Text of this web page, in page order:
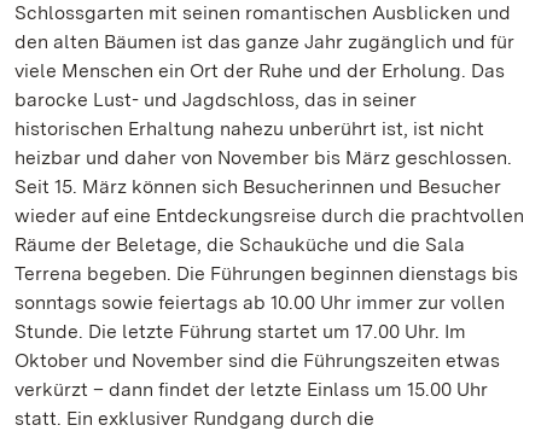
Schlossgarten mit seinen romantischen Ausblicken und
den alten Bäumen ist das ganze Jahr zugänglich und für
viele Menschen ein Ort der Ruhe und der Erholung. Das
barocke Lust- und Jagdschloss, das in seiner
historischen Erhaltung nahezu unberührt ist, ist nicht
heizbar und daher von November bis März geschlossen.
Seit 15. März können sich Besucherinnen und Besucher
wieder auf eine Entdeckungsreise durch die prachtvollen
Räume der Beletage, die Schauküche und die Sala
Terrena begeben. Die Führungen beginnen dienstags bis
sonntags sowie feiertags ab 10.00 Uhr immer zur vollen
Stunde. Die letzte Führung startet um 17.00 Uhr. Im
Oktober und November sind die Führungszeiten etwas
verkürzt – dann findet der letzte Einlass um 15.00 Uhr
statt. Ein exklusiver Rundgang durch die